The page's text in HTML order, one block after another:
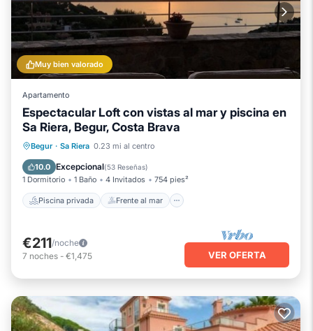
Muy bien valorado
Apartamento
Espectacular Loft con vistas al mar y piscina en
Sa Riera, Begur, Costa Brava
Begur · Sa Riera 0.23 mi al centro
10.0 Excepcional(53 Reseñas)
1 Dormitorio 1 Baño 4 Invitados 754 pies²
Piscina privada Frente al mar
Piscina privada
Frente al mar
Piscina
Vista al mar
€211/noche
7 noches - €1,475 VER OFERTA